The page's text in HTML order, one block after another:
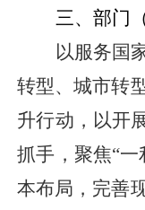
三、部门
以服务国
转型、城市转
升行动，以开
抓手，聚焦“
本布局，完善